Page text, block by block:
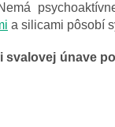
a silicami pôsobí
únave